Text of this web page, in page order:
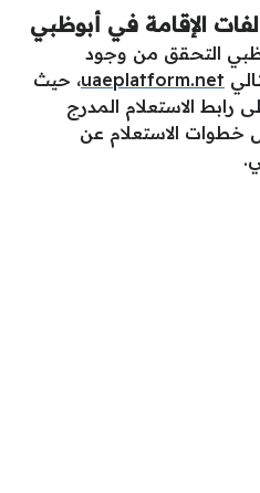
الإقامة في أبوظبي
التحقق من وجود
uaeplatform.net، حيث
رابط الاستعلام المدرج
الاستعلام عن